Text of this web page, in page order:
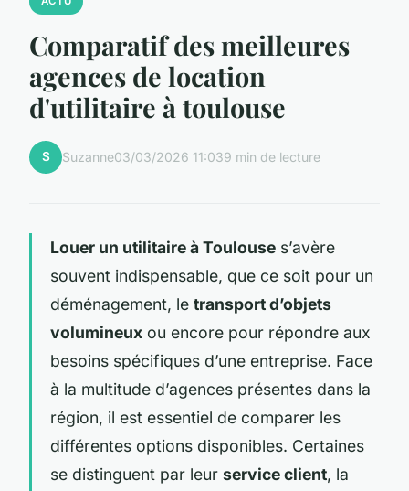
Comparatif des meilleures
agences de location
d'utilitaire à toulouse
S Suzanne03/03/2026 11:039 min de lecture
Louer un utilitaire à Toulouse s’avère
souvent indispensable, que ce soit pour un
déménagement, le transport d’objets
volumineux ou encore pour répondre aux
besoins spécifiques d’une entreprise. Face
à la multitude d’agences présentes dans la
région, il est essentiel de comparer les
différentes options disponibles. Certaines
se distinguent par leur service client, la